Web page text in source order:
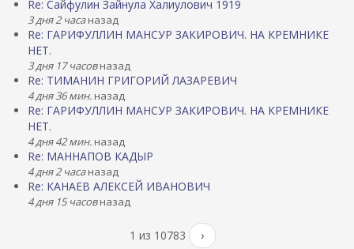
Re: Сайфулин Зайнула Халиулович 1919
3 дня 2 часаназад
Re: ГАРИФУЛЛИН МАНСУР ЗАКИРОВИЧ. НА КРЕМНИКЕ
НЕТ.
3 дня 17 часовназад
Re: ТИМАНИН ГРИГОРИЙ ЛАЗАРЕВИЧ
4 дня 36 мин. назад
Re: ГАРИФУЛЛИН МАНСУР ЗАКИРОВИЧ. НА КРЕМНИКЕ
НЕТ.
4 дня 42 мин. назад
Re: МАННАПОВ КАДЫР
4 дня 2 часаназад
Re: КАНАЕВ АЛЕКСЕЙ ИВАНОВИЧ
4 дня 15 часовназад
1 из 10783 ›